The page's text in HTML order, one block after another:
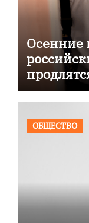
Осенние
ОБЩЕСТВО